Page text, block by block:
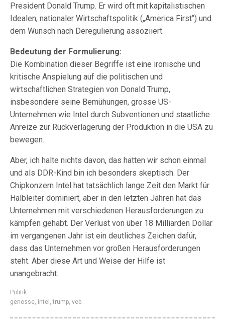
President Donald Trump. Er wird oft mit kapitalistischen
Idealen, nationaler Wirtschaftspolitik („America First“) und
dem Wunsch nach Deregulierung assoziiert.
Bedeutung der Formulierung:
Die Kombination dieser Begriffe ist eine ironische und
kritische Anspielung auf die politischen und
wirtschaftlichen Strategien von Donald Trump,
insbesondere seine Bemühungen, grosse US-
Unternehmen wie Intel durch Subventionen und staatliche
Anreize zur Rückverlagerung der Produktion in die USA zu
bewegen.
Aber, ich halte nichts davon, das hatten wir schon einmal
und als DDR-Kind bin ich besonders skeptisch. Der
Chipkonzern Intel hat tatsächlich lange Zeit den Markt für
Halbleiter dominiert, aber in den letzten Jahren hat das
Unternehmen mit verschiedenen Herausforderungen zu
kämpfen gehabt. Der Verlust von über 18 Milliarden Dollar
im vergangenen Jahr ist ein deutliches Zeichen dafür,
dass das Unternehmen vor großen Herausforderungen
steht. Aber diese Art und Weise der Hilfe ist
unangebracht.
Politik
genosse, intel ,trump, veb